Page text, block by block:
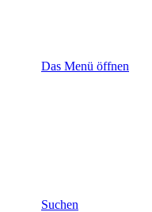
Das Menü öffnen
Suchen